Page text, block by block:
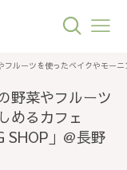
フルーツを使ったベイクやモー
野菜やフルーツ
めるカフェ
SHOP」＠長野